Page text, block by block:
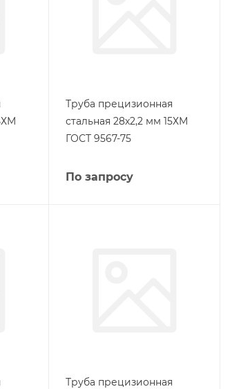
Труба прецизионная
стальная 28х2,2 мм 15ХМ
ГОСТ 9567-75
По запросу
Труба прецизионная